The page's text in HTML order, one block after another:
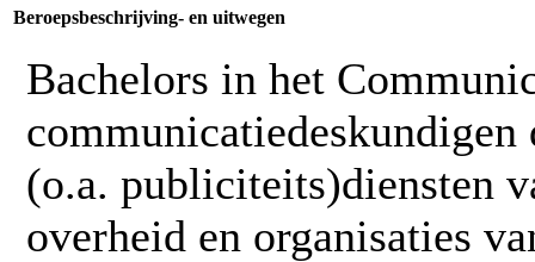
Beroepsbeschrijving- en uitwegen
Bachelors in het
(o.a. publiciteits)diensten
overheid en organisaties